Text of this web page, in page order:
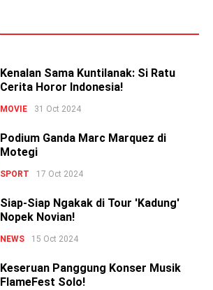
Kenalan Sama Kuntilanak: Si Ratu
Cerita Horor Indonesia!
MOVIE 31 Oct 2024
Podium Ganda Marc Marquez di
Motegi
SPORT 17 Oct 2024
Siap-Siap Ngakak di Tour 'Kadung'
Nopek Novian!
NEWS 15 Oct 2024
Keseruan Panggung Konser Musik
FlameFest Solo!